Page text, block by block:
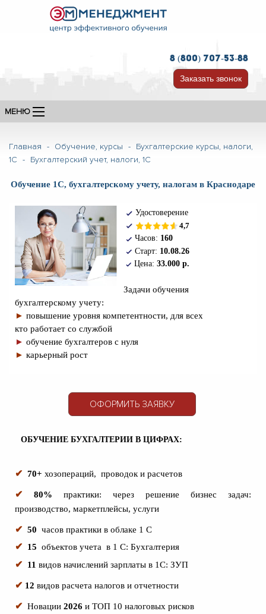
8 (800) 707-53-88
Заказать звонок
МЕНЮ
Главная - Обучение, курсы - Бухгалтерские курсы, налоги,
1С - Бухгалтерский учет, налоги, 1С
Обучение 1С, бухгалтерскому учету, налогам в Краснодаре
Удостоверение
4,7
Часов: 160
Старт: 10.08.26
Цена:33.000 р.
Задачи обучения
бухгалтерскому учету:
► повышение уровня компетентности, для всех
кто работает со службой
► обучение бухгалтеров с нуля
► карьерный рост
ОФОРМИТЬ ЗАЯВКУ
ОБУЧЕНИЕ БУХГАЛТЕРИИ В ЦИФРАХ:
✔ 70+ хозопераций, проводок и расчетов
✔ 80% практики: через решение бизнес задач:
производство, маркетплейсы, услуги
✔ 50 часов практики в облаке 1 С
✔ 15 объектов учета в 1 С: Бухгалтерия
✔ 11 видов начислений зарплаты в 1С: ЗУП
✔ 12 видов расчета налогов и отчетности
✔ Новации 2026 и ТОП 10 налоговых рисков